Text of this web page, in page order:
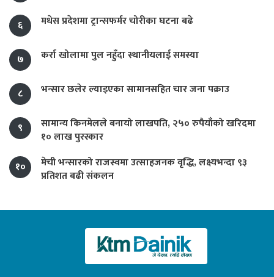
६ मधेस प्रदेशमा ट्रान्सफर्मर चोरीका घटना बढे
७ कर्रा खोलामा पुल नहुँदा स्थानीयलाई समस्या
८ भन्सार छलेर ल्याइएका सामानसहित चार जना पक्राउ
९
सामान्य किनमेलले बनायो लाखपति, २५० रुपैयाँको खरिदमा
१० लाख पुरस्कार
१०
मेची भन्सारको राजस्वमा उत्साहजनक वृद्धि, लक्ष्यभन्दा ९३
प्रतिशत बढी संकलन